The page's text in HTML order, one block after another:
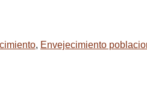
, Envejecimiento